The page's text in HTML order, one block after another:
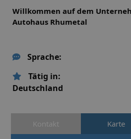
Willkommen auf dem
Autohaus Rhumetal
Sprache:
Tätig in:
Deutschland
Kontakt Karte